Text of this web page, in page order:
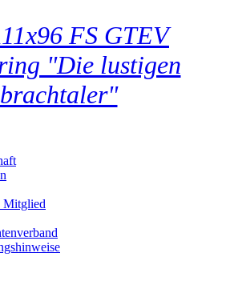
GTEV
"Die lustigen
Mitglied